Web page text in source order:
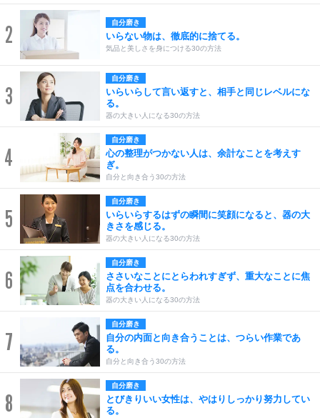
2 自分磨き
いらない物は、徹底的に捨てる。
気品と美しさを身につける30の方法
3
自分磨き
いらいらして言い返すと、相手と同じレベルにな
る。
器の大きい人になる30の方法
4
自分磨き
心の整理がつかない人は、余計なことを考えす
ぎ。
自分と向き合う30の方法
5
自分磨き
いらいらするはずの瞬間に笑顔になると、器の大
きさを感じる。
器の大きい人になる30の方法
6
自分磨き
ささいなことにとらわれすぎず、重大なことに焦
点を合わせる。
器の大きい人になる30の方法
7
自分磨き
自分の内面と向き合うことは、つらい作業であ
る。
自分と向き合う30の方法
8
自分磨き
とびきりいい女性は、やはりしっかり努力してい
る。